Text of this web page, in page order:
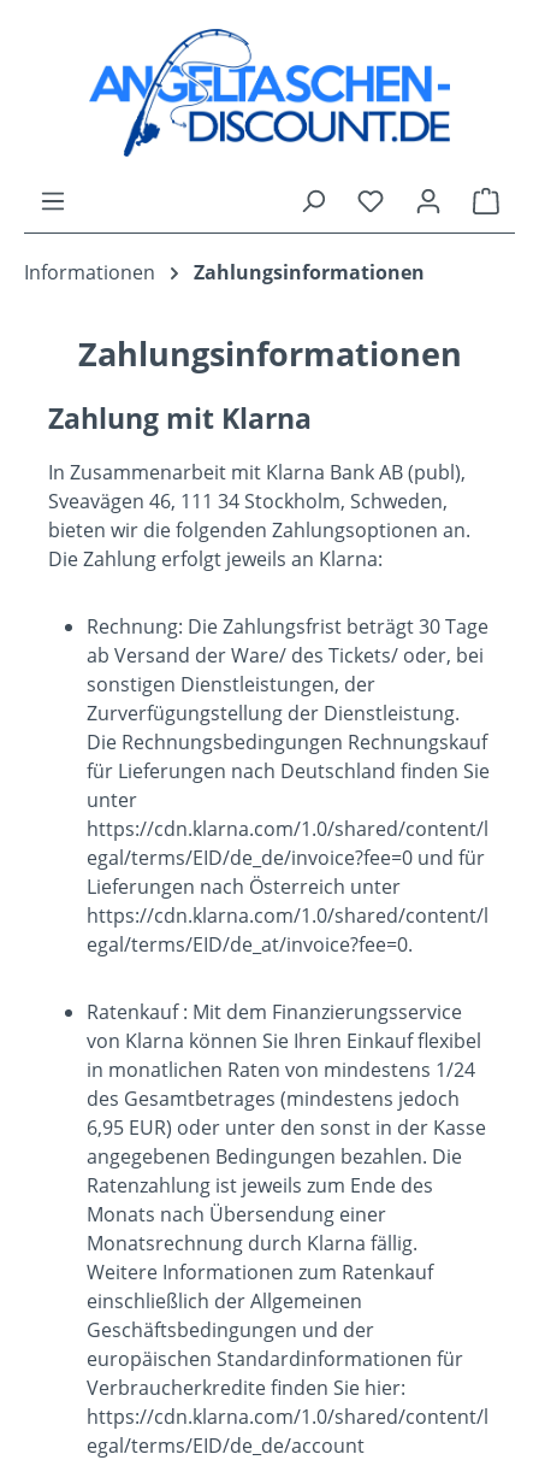
Zum Hauptinhalt springen
Du hast 0
Informationen Zahlungsinformationen
Zahlungsinformationen
Zahlung mit Klarna
In Zusammenarbeit mit Klarna Bank AB (publ),
Sveavägen 46, 111 34 Stockholm, Schweden,
bieten wir die folgenden Zahlungsoptionen an.
Die Zahlung erfolgt jeweils an Klarna:
Rechnung: Die Zahlungsfrist beträgt 30 Tage
ab Versand der Ware/ des Tickets/ oder, bei
sonstigen Dienstleistungen, der
Zurverfügungstellung der Dienstleistung.
Die Rechnungsbedingungen Rechnungskauf
für Lieferungen nach Deutschland finden Sie
unter
https://cdn.klarna.com/1.0/shared/content/l
egal/terms/EID/de_de/invoice?fee=0 und für
Lieferungen nach Österreich unter
https://cdn.klarna.com/1.0/shared/content/l
egal/terms/EID/de_at/invoice?fee=0.
Ratenkauf : Mit dem Finanzierungsservice
von Klarna können Sie Ihren Einkauf flexibel
in monatlichen Raten von mindestens 1/24
des Gesamtbetrages (mindestens jedoch
6,95 EUR) oder unter den sonst in der Kasse
angegebenen Bedingungen bezahlen. Die
Ratenzahlung ist jeweils zum Ende des
Monats nach Übersendung einer
Monatsrechnung durch Klarna fällig.
Weitere Informationen zum Ratenkauf
einschließlich der Allgemeinen
Geschäftsbedingungen und der
europäischen Standardinformationen für
Verbraucherkredite finden Sie hier:
https://cdn.klarna.com/1.0/shared/content/l
egal/terms/EID/de_de/account